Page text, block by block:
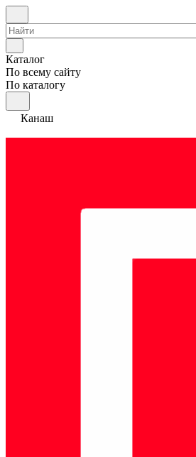
Каталог
По всему сайту
По каталогу
Канаш